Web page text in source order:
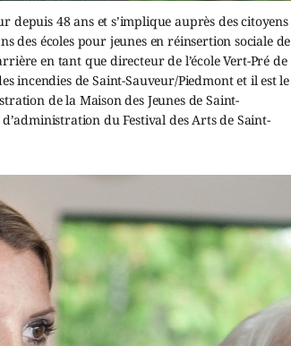
depuis 48 ans et s’implique auprès des citoyens
des écoles pour jeunes en réinsertion sociale de
en tant que directeur de l’école Vert-Pré de
incendies de Saint-Sauveur/Piedmont et il est le
de la Maison des Jeunes de Saint-
du Festival des Arts de Saint-